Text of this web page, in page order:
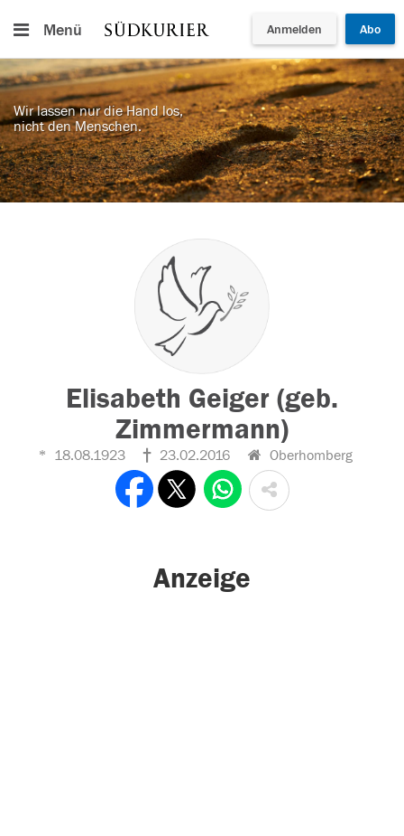
Menü Anmelden Abo
Wir lassen nur die Hand los,
nicht den Menschen.
Elisabeth Geiger (geb.
Zimmermann)
18.08.1923 23.02.2016 Oberhomberg
Anzeige